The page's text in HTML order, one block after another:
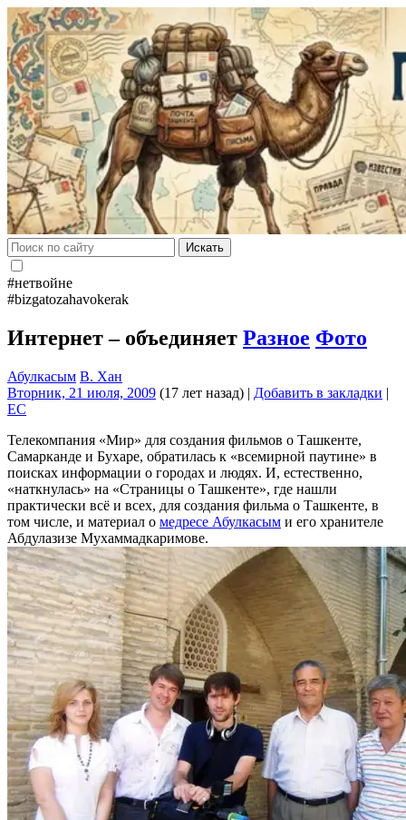
Искать
#нетвойне
#bizgatozahavokerak
Интернет – объединяет Разное Фото
Абулкасым В. Хан
Вторник, 21 июля, 2009 (17 лет назад) | Добавить в закладки |
EC
Телекомпания «Мир» для создания фильмов о Ташкенте,
Самарканде и Бухаре, обратилась к «всемирной паутине» в
поисках информации о городах и людях. И, естественно,
«наткнулась» на «Страницы о Ташкенте», где нашли
практически всё и всех, для создания фильма о Ташкенте, в
том числе, и материал о медресе Абулкасым и его хранителе
Абдулазизе Мухаммадкаримове.